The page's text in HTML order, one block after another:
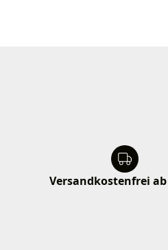
Versandkostenfrei ab